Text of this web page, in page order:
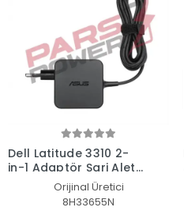
Dell Latitude 3310 2-
in-1 Adaptör Şarj Aleti-
Orijinal Üretici
8H33655N